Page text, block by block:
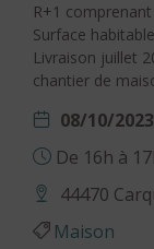
R+1
Surface
Livraison juillet
chantier de
08/10/2023
De 16h à
44470
Maison